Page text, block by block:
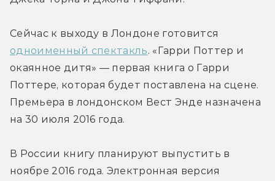
одноименный спектакль. «Гарри Поттер и
окаянное дитя» — первая книга о Гарри
Поттере, которая будет поставлена на сцене.
Премьера в лондонском Вест Энде назначена
на 30 июля 2016 года.
В России книгу планируют выпустить в
ноябре 2016 года. Электронная версия